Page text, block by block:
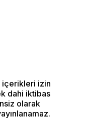
içerikleri izin
dahi iktibas
olarak